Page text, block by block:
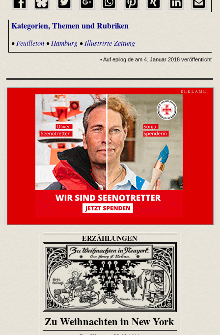
Kategorien, Themen und Rubriken
• Feuilleton• Hamburg• Illustrirte Zeitung
• Auf epilog.de am 4. Januar 2018 veröffentlicht
- R E K L A M E -
ERZÄHLUNGEN
Zu Weihnachten in New York